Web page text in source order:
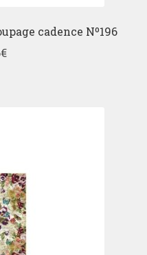
cadence Nº196
€